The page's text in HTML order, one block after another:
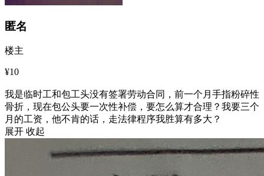
匿名
楼主
¥10
我是临时工和包工头没有签署劳动合同，前一个月手指粉碎性
骨折，现在包公头要一次性补偿，要怎么算才合理？我要三个
月的工资，他不肯的话，走法律程序我胜算有多大？
展开 收起